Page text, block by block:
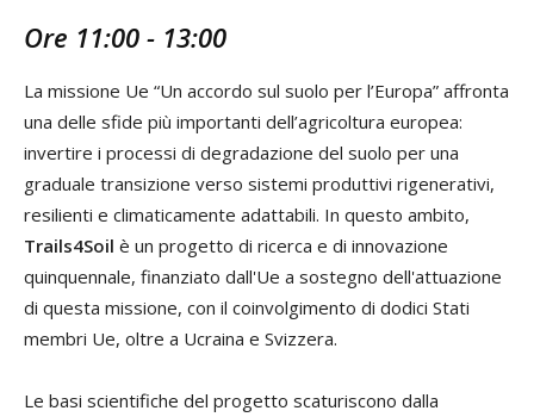
Ore 11:00 - 13:00
La missione Ue “Un accordo sul suolo per l’Europa” affronta
una delle sfide più importanti dell’agricoltura europea:
invertire i processi di degradazione del suolo per una
graduale transizione verso sistemi produttivi rigenerativi,
resilienti e climaticamente adattabili. In questo ambito,
Trails4Soil è un progetto di ricerca e di innovazione
quinquennale, finanziato dall'Ue a sostegno dell'attuazione
di questa missione, con il coinvolgimento di dodici Stati
membri Ue, oltre a Ucraina e Svizzera.
Le basi scientifiche del progetto scaturiscono dalla